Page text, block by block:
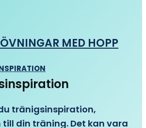
MED HOPP
tränigsinspiration,
din träning. Det kan vara